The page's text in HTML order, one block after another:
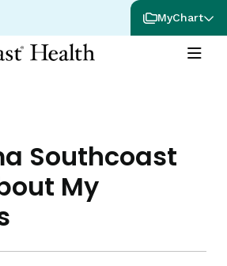
MyChart
Southcoast
My